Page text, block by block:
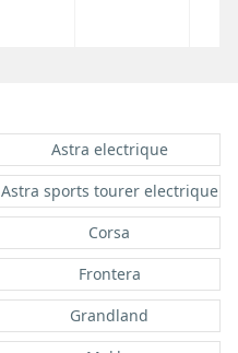
Astra electrique
Astra sports tourer electrique
Corsa
Frontera
Grandland